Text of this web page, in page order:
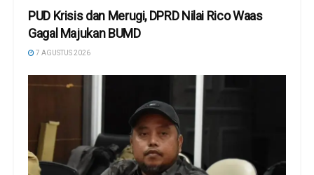
PUD Krisis dan Merugi, DPRD Nilai Rico Waas
Gagal Majukan BUMD
7 AGUSTUS 2026